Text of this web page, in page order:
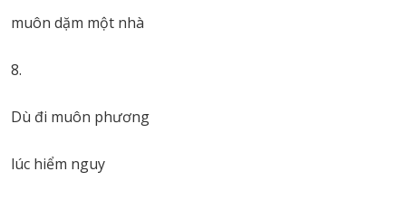
muôn dặm một nhà
8.
Dù đi muôn phương
lúc hiểm nguy